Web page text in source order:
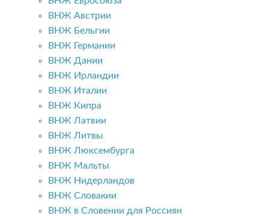
ВНЖ Австрии
ВНЖ Бельгии
ВНЖ Германии
ВНЖ Дании
ВНЖ Ирландии
ВНЖ Италии
ВНЖ Кипра
ВНЖ Латвии
ВНЖ Литвы
ВНЖ Люксембурга
ВНЖ Мальты
ВНЖ Нидерландов
ВНЖ Словакии
ВНЖ в Словении для Россиян